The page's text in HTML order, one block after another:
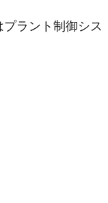
ラント制御シス